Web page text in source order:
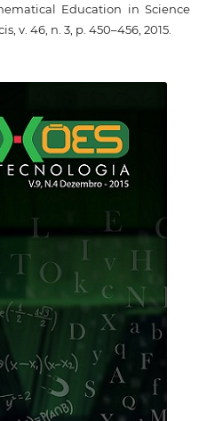
Education in Science
v. 46, n. 3, p. 450–456, 2015.